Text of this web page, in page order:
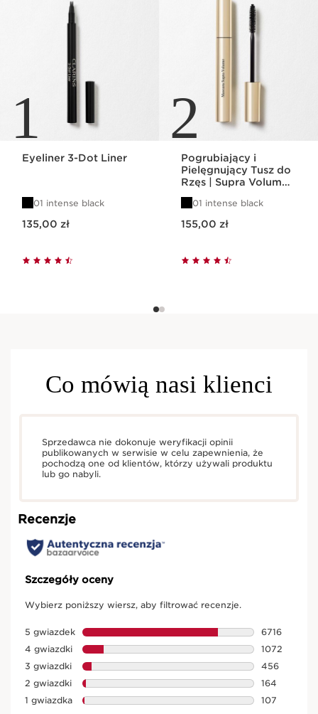
1
Eyeliner 3-Dot Liner
01 intense black
135,00 zł
2
Pogrubiający i
Pielęgnujący Tusz do
Rzęs | Supra Volume
Mascara
01 intense black
155,00 zł
Co mówią nasi klienci
Sprzedawca nie dokonuje weryfikacji opinii
publikowanych w serwisie w celu zapewnienia, że
pochodzą one od klientów, którzy używali produktu
lub go nabyli.